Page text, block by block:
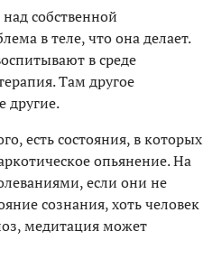
собственной
в теле, что она делает.
в среде
Там другое
другие.
есть состояния, в которых
опьянение. На
если они не
сознания, хоть человек
медитация может